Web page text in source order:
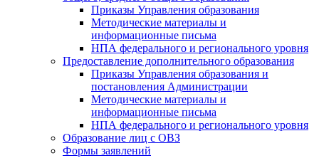
Приказы Управления образования
Методические материалы и
информационные письма
НПА федерального и регионального уровня
Предоставление дополнительного образования
Приказы Управления образования и
постановления Администрации
Методические материалы и
информационные письма
НПА федерального и регионального уровня
Образование лиц с ОВЗ
Формы заявлений